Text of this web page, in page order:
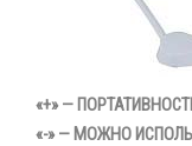
«+»—
«-»— МОЖНО